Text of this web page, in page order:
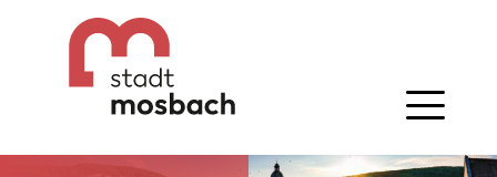
Gehe zum Navigationsbereich
Gehe zum Inhalt